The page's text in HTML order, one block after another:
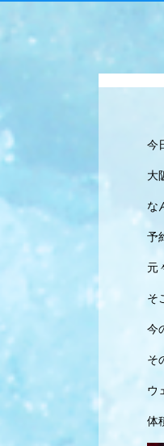
今
大
な
予
元
そ
今
そ
ウ
体